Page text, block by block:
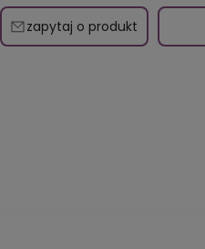
zapytaj o produkt